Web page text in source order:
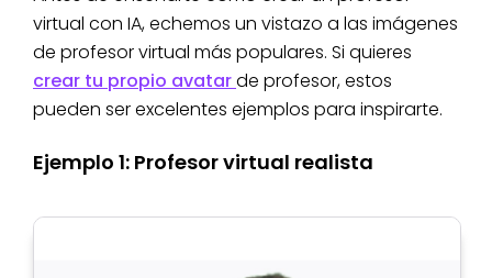
virtual con IA, echemos un vistazo a las imágenes
de profesor virtual más populares. Si quieres
crear tu propio avatarde profesor, estos
pueden ser excelentes ejemplos para inspirarte.
Ejemplo 1: Profesor virtual realista